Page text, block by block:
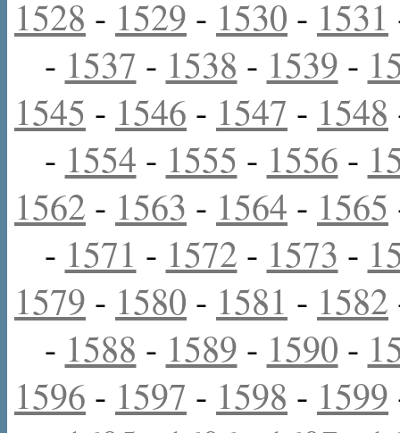
1528 - 1529 - 1530 - 1531
- 1537 - 1538 - 1539 -
1545 - 1546 - 1547 - 1548
- 1554 - 1555 - 1556 -
1562 - 1563 - 1564 - 1565
- 1571 - 1572 - 1573 -
1579 - 1580 - 1581 - 1582
- 1588 - 1589 - 1590 -
1596 - 1597 - 1598 - 1599